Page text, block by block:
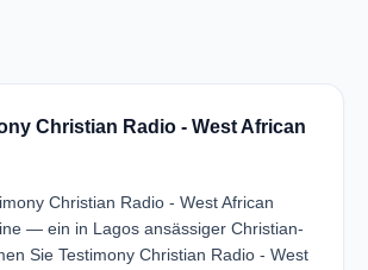
Christian Radio - West African
Christian Radio - West African
— ein in Lagos ansässiger Christian-
Sie Testimony Christian Radio - West